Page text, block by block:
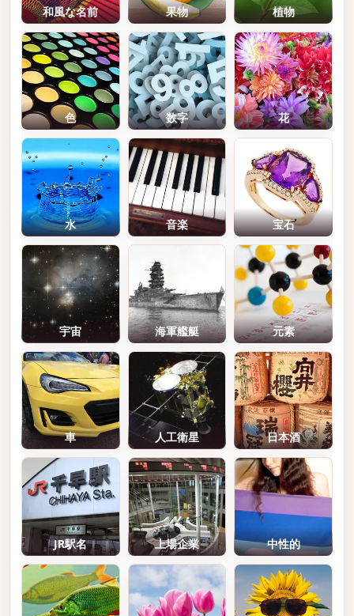
和風な名前 果物 植物
色 数字 花
水 音楽 宝石
宇宙 海軍艦艇 元素
車 人工衛星 日本酒
JR駅名 上場企業 中性的